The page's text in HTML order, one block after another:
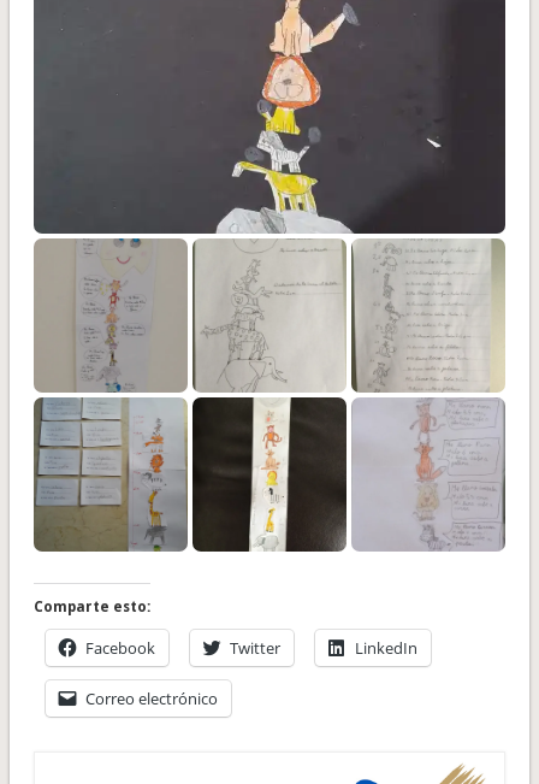
Comparte esto:
Facebook Twitter LinkedIn
Correo electrónico